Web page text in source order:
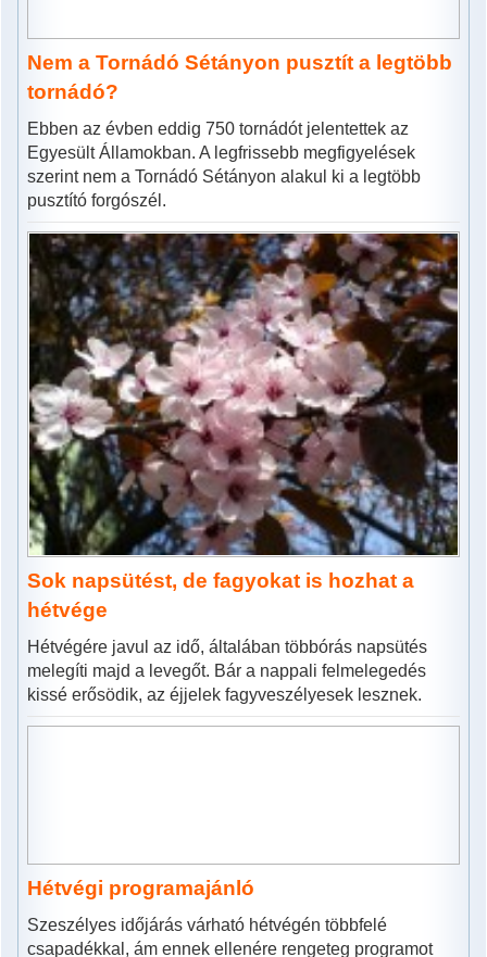
Nem a Tornádó Sétányon pusztít a legtöbb
tornádó?
Ebben az évben eddig 750 tornádót jelentettek az
Egyesült Államokban. A legfrissebb megfigyelések
szerint nem a Tornádó Sétányon alakul ki a legtöbb
pusztító forgószél.
Sok napsütést, de fagyokat is hozhat a
hétvége
Hétvégére javul az idő, általában többórás napsütés
melegíti majd a levegőt. Bár a nappali felmelegedés
kissé erősödik, az éjjelek fagyveszélyesek lesznek.
Hétvégi programajánló
Szeszélyes időjárás várható hétvégén többfelé
csapadékkal, ám ennek ellenére rengeteg programot